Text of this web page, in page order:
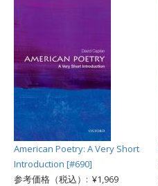
American Poetry: A Very Short
Introduction [#690]
参考価格（税込）: ¥1,969